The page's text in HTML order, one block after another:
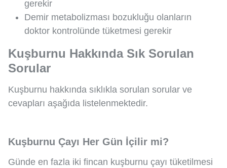
gerekir
Demir metabolizması bozukluğu olanların
doktor kontrolünde tüketmesi gerekir
Kuşburnu Hakkında Sık Sorulan
Sorular
Kuşburnu hakkında sıklıkla sorulan sorular ve
cevapları aşağıda listelenmektedir.
Kuşburnu Çayı Her Gün İçilir mi?
Günde en fazla iki fincan kuşburnu çayı tüketilmesi